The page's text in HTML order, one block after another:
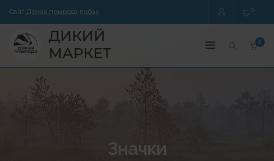
Сайт Дзікая прырода побач 0
0
Значки